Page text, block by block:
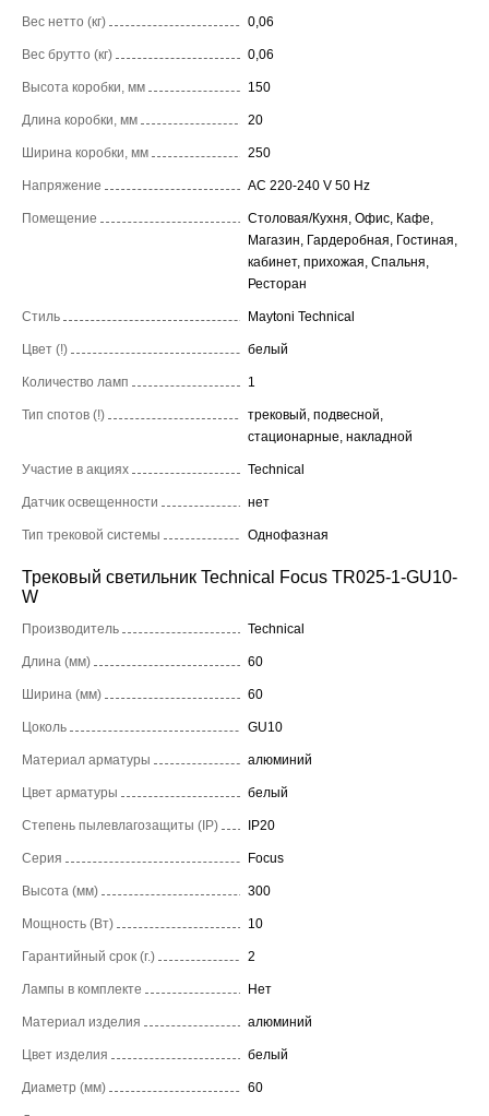
Вес нетто (кг) 0,06
Вес брутто (кг) 0,06
Высота коробки, мм 150
Длина коробки, мм 20
Ширина коробки, мм 250
Напряжение AC 220-240 V 50 Hz
Помещение
Столовая/Кухня, Офис, Кафе,
Магазин, Гардеробная, Гостиная,
кабинет, прихожая, Спальня,
Ресторан
Стиль Maytoni Technical
Цвет (!) белый
Количество ламп 1
Тип спотов (!)
трековый, подвесной,
стационарные, накладной
Участие в акциях Technical
Датчик освещенности нет
Тип трековой системы Однофазная
Трековый светильник Technical Focus TR025-1-GU10-
W
Производитель Technical
Длина (мм) 60
Ширина (мм) 60
Цоколь GU10
Материал арматуры алюминий
Цвет арматуры белый
Степень пылевлагозащиты (IP) IP20
Серия Focus
Высота (мм) 300
Мощность (Вт) 10
Гарантийный срок (г.) 2
Лампы в комплекте Нет
Материал изделия алюминий
Цвет изделия белый
Диаметр (мм) 60